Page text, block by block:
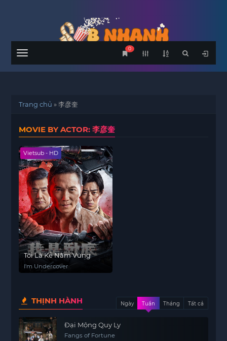
Menu
0
Trang chủ »李彦奎
MOVIE BY ACTOR: 李彦奎
Vietsub - HD
Tôi Là Kẻ Nằm Vùng
I'm Undercover
THỊNH HÀNH Ngày Tuần Tháng Tất cả
Đại Mộng Quy Ly
Fangs of Fortune